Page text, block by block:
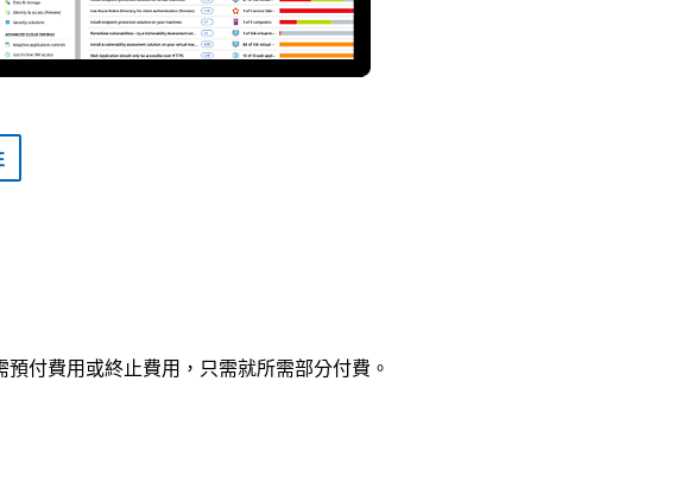
付費用或終止費用，只需就所需部分付費。